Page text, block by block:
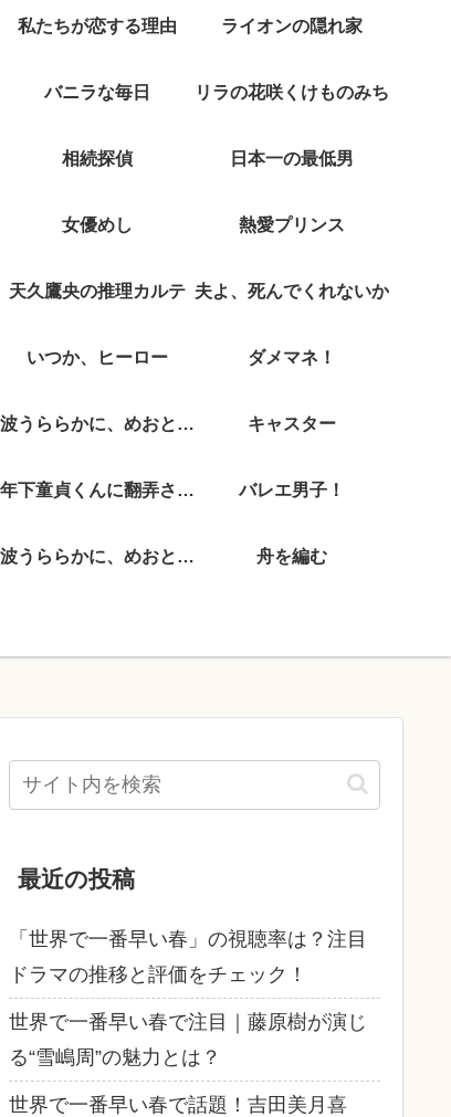
私たちが恋する理由 ライオンの隠れ家
バニラな毎日 リラの花咲くけものみち
相続探偵 日本一の最低男
女優めし 熱愛プリンス
天久鷹央の推理カルテ 夫よ、死んでくれないか
いつか、ヒーロー ダメマネ！
波うららかに、めおと日和 キャスター
年下童貞くんに翻弄されてます バレエ男子！
波うららかに、めおと日和 舟を編む
最近の投稿
「世界で一番早い春」の視聴率は？注目
ドラマの推移と評価をチェック！
世界で一番早い春で注目｜藤原樹が演じ
る“雪嶋周”の魅力とは？
世界で一番早い春で話題！吉田美月喜